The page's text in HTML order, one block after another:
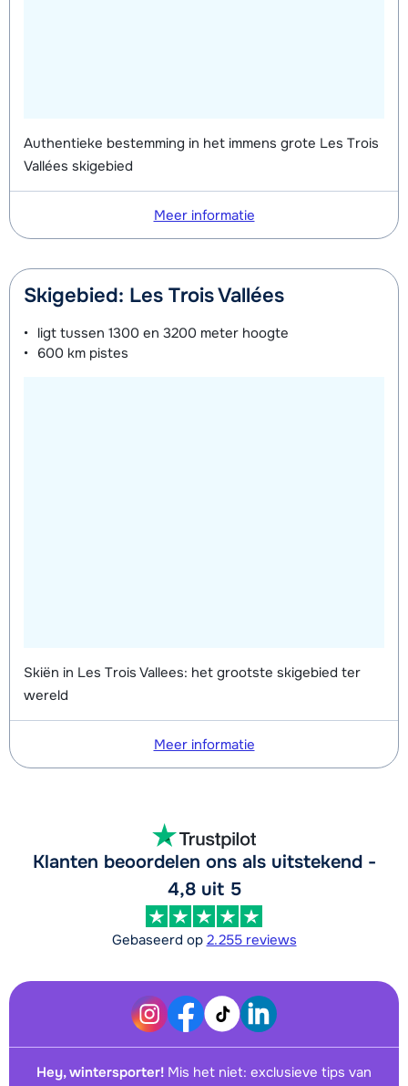
Authentieke bestemming in het immens grote Les Trois
Vallées skigebied
Meer informatie
Skigebied: Les Trois Vallées
ligt tussen 1300 en 3200 meter hoogte
600 km pistes
Skiën in Les Trois Vallees: het grootste skigebied ter
wereld
Meer informatie
Klanten beoordelen ons als uitstekend -
4,8 uit 5
Gebaseerd op 2.255 reviews
Hey, wintersporter! Mis het niet: exclusieve tips van